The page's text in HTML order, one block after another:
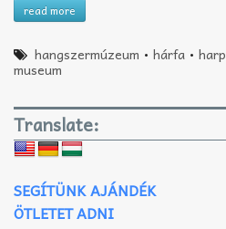
read more
hangszermúzeum •hárfa •harp
museum
Translate:
SEGÍTÜNK AJÁNDÉK
ÖTLETET ADNI